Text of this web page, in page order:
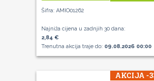
Šifra: AMIO01262
Najniža cijena u zadnjih 30 dana:
2,84 €
Trenutna akcija traje do: 09.08.2026 00:00
AKCIJA -